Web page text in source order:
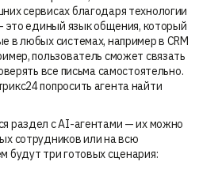
сервисах благодаря технологии
это единый язык общения, который
в любых системах, например в CRM
пользователь сможет связать
все письма самостоятельно.
попросить агента найти
раздел с AI-агентами — их можно
сотрудников или на всю
будут три готовых сценария: